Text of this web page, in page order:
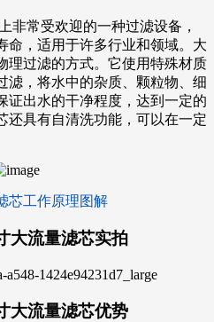
非常受欢迎的一种过滤设备，
命，适用于许多行业和领域。大
理过滤的方式。它使用特殊材质
滤，将水中的杂质、颗粒物、细
证出水的干净程度，达到一定的
还具有自清洗功能，可以在一定
芯工作原理图解
大流量滤芯实拍
大流量滤芯优势